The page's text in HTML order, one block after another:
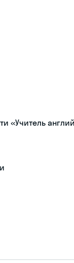
«Учитель